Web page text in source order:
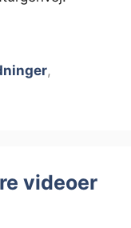
,
videoer